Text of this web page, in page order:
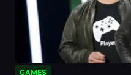
GAMES